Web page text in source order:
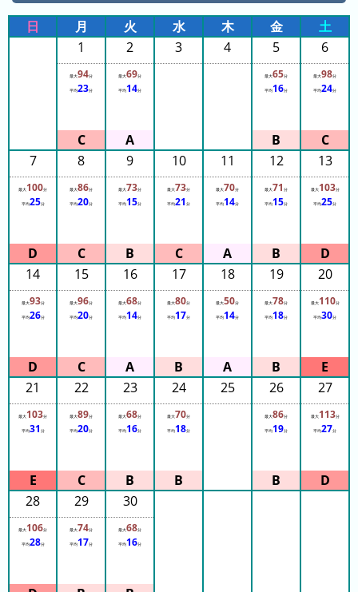
ラ
ン
ド
が
み
プ
レ
ャ
ー
ォ
レ
ト
草
花
し
日 月 火 水 木 金
土
1
最大94分
平均23分
2
最大69分
平均14分
3 4 5
最大65分
平均16分
6
最大98分
平均24分
7
最大100分
平均25分
8
最大86分
平均20分
9
最大73分
平均15分
10
最大73分
平均21 分
11
最大70分
平均14分
12
最大71 分
平均15分
13
最大103分
平均25分
14
最大93分
平均26分
15
最大96分
平均20分
16
最大68分
平均14分
17
最大80分
平均17分
18
最大50分
平均14分
19
最大78分
平均18分
20
最大110分
平均30分
21
最大103分
平均31 分
22
最大89分
平均20分
23
最大68分
平均16分
24
最大70分
平均18分
25 26
最大86分
平均19分
27
最大113分
平均27分
28
最大106分
平均28分
29
最大74分
平均17分
30
最大68分
平均16分